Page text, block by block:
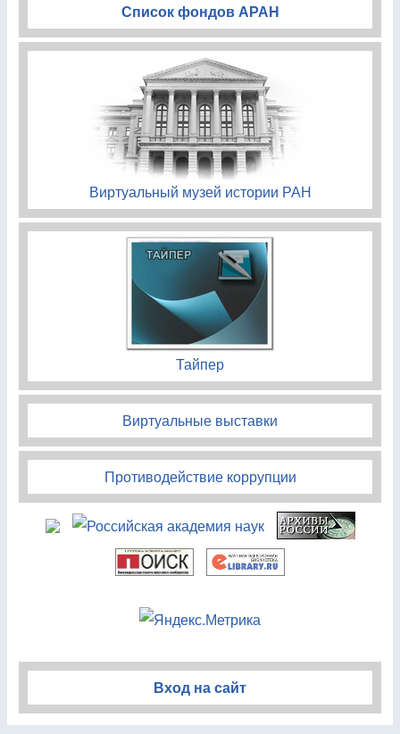
Список фондов АРАН
Виртуальный музей истории РАН
Тайпер
Виртуальные выставки
Противодействие коррупции
Вход на сайт